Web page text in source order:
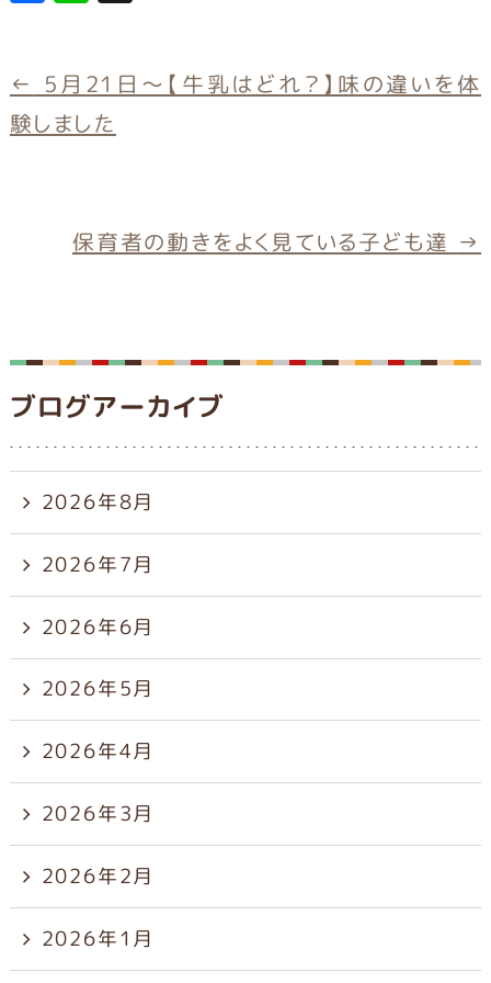
e
b
← 5月21日～【牛乳はどれ？】味の違いを体
験しました
保育者の動きをよく見ている子ども達 →
ブログアーカイブ
2026年8月
2026年7月
2026年6月
2026年5月
2026年4月
2026年3月
2026年2月
2026年1月